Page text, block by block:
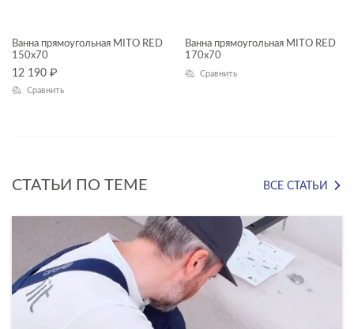
Глубина, см
ТИП ПРОДУКТА
Прямоугольные ванны
Панели для ванн
Рамы для ванн
Сифоны для ванн
Ванна прямоугольная MITO RED
150x70
12 190 ₽
Сравнить
Ванна прямоугольная MITO RED
170x70
Сравнить
СТАТЬИ ПО ТЕМЕ ВСЕ СТАТЬИ